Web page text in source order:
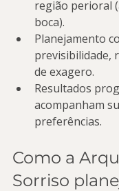
região perioral
boca).
Planejamento
previsibilidade,
de exagero.
Resultados
acompanham
preferências.
Como a
Sorriso